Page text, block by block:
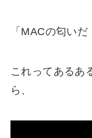
「MACの匂いだ
これってあるあ
ら、